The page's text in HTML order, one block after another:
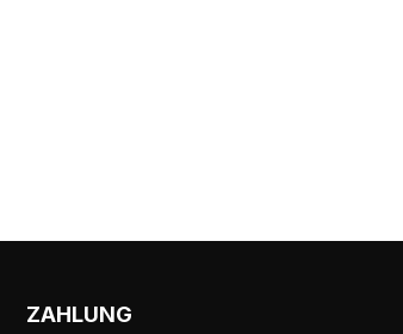
ZAHLUNG